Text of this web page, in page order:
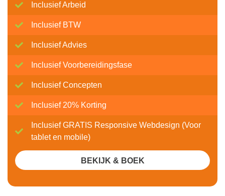
Inclusief Arbeid
Inclusief BTW
Inclusief Advies
Inclusief Voorbereidingsfase
Inclusief Concepten
Inclusief 20% Korting
Inclusief GRATIS Responsive Webdesign (Voor
tablet en mobile)
BEKIJK & BOEK